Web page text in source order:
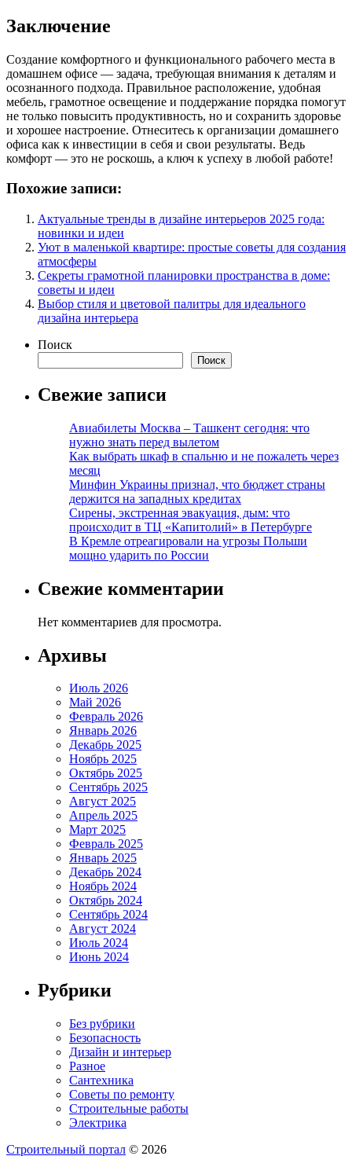
Заключение
Создание комфортного и функционального рабочего места в
домашнем офисе — задача, требующая внимания к деталям и
осознанного подхода. Правильное расположение, удобная
мебель, грамотное освещение и поддержание порядка помогут
не только повысить продуктивность, но и сохранить здоровье
и хорошее настроение. Отнеситесь к организации домашнего
офиса как к инвестиции в себя и свои результаты. Ведь
комфорт — это не роскошь, а ключ к успеху в любой работе!
Похожие записи:
Актуальные тренды в дизайне интерьеров 2025 года:
новинки и идеи
Уют в маленькой квартире: простые советы для создания
атмосферы
Секреты грамотной планировки пространства в доме:
советы и идеи
Выбор стиля и цветовой палитры для идеального
дизайна интерьера
Поиск
Поиск
Свежие записи
Авиабилеты Москва – Ташкент сегодня: что
нужно знать перед вылетом
Как выбрать шкаф в спальню и не пожалеть через
месяц
Минфин Украины признал, что бюджет страны
держится на западных кредитах
Сирены, экстренная эвакуация, дым: что
происходит в ТЦ «Капитолий» в Петербурге
В Кремле отреагировали на угрозы Польши
мощно ударить по России
Свежие комментарии
Нет комментариев для просмотра.
Архивы
Июль 2026
Май 2026
Февраль 2026
Январь 2026
Декабрь 2025
Ноябрь 2025
Октябрь 2025
Сентябрь 2025
Август 2025
Апрель 2025
Март 2025
Февраль 2025
Январь 2025
Декабрь 2024
Ноябрь 2024
Октябрь 2024
Сентябрь 2024
Август 2024
Июль 2024
Июнь 2024
Рубрики
Без рубрики
Безопасность
Дизайн и интерьер
Разное
Сантехника
Советы по ремонту
Строительные работы
Электрика
Строительный портал © 2026